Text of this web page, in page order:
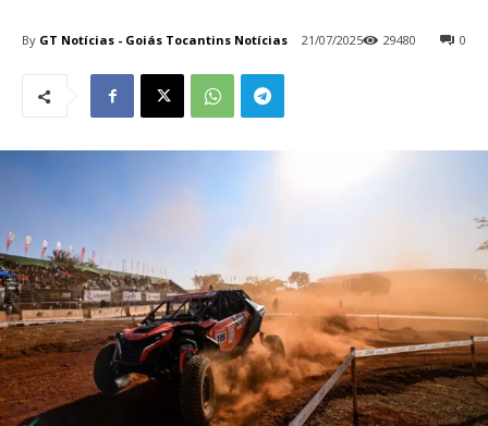
By GT Notícias - Goiás Tocantins Notícias 21/07/2025 0
29480